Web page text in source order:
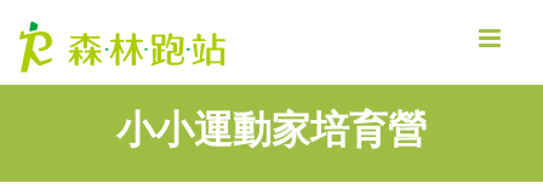
小小運動家培育營